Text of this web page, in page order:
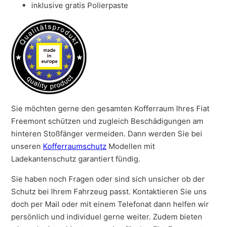
inklusive gratis Polierpaste
Sie möchten gerne den gesamten Kofferraum Ihres Fiat
Freemont schützen und zugleich Beschädigungen am
hinteren Stoßfänger vermeiden. Dann werden Sie bei
unseren Kofferraumschutz Modellen mit
Ladekantenschutz garantiert fündig.
Sie haben noch Fragen oder sind sich unsicher ob der
Schutz bei Ihrem Fahrzeug passt. Kontaktieren Sie uns
doch per Mail oder mit einem Telefonat dann helfen wir
persönlich und individuel gerne weiter. Zudem bieten